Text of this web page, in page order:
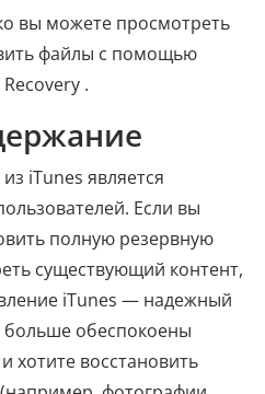
вы можете просмотреть
файлы с помощью
.
iTunes является
Если вы
полную резервную
существующий контент,
iTunes — надежный
обеспокоены
хотите восстановить